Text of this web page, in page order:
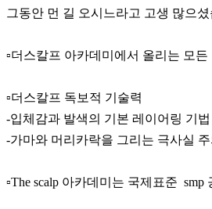
그동안 먼 길 오시느라고 고생 많으
▫️더스칼프 아카데미에서 올리는 모
▫️더스칼프 독보적 기술력
-입체감과 발색의 기본 레이어링 기법
-가마와 머리카락을 그리는 극사실
▫️The scalp 아카데미는 국제표준